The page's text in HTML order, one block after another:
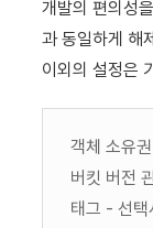
개발의 편의성
과 동일하게 해
이외의 설정은
객체 소유
버킷 버전
태그 - 선택